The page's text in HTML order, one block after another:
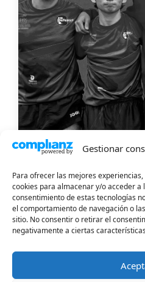
Gestionar
Para ofrecer las mejores
cookies para almacenar y/o acceder a
consentimiento de estas tecnologías
el comportamiento de navegación o
sitio. No consentir o retirar el
negativamente a ciertas
Programa profesional
Entrenamientos de alto
física y mental.
Ver